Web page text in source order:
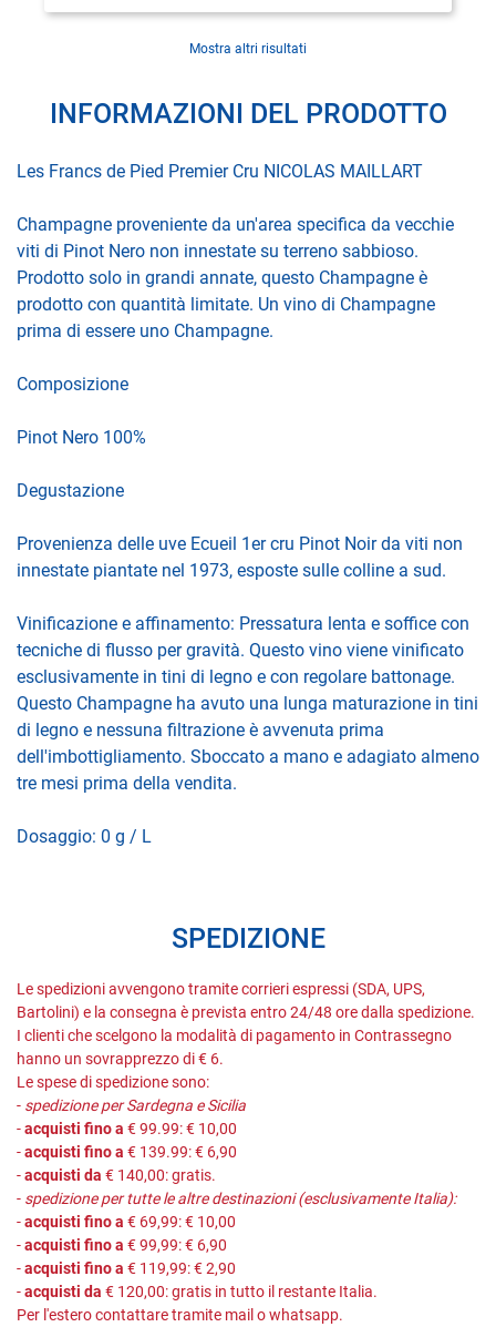
Mostra altri risultati
INFORMAZIONI DEL PRODOTTO
Les Francs de Pied Premier Cru NICOLAS MAILLART
Champagne proveniente da un'area specifica da vecchie
viti di Pinot Nero non innestate su terreno sabbioso.
Prodotto solo in grandi annate, questo Champagne è
prodotto con quantità limitate. Un vino di Champagne
prima di essere uno Champagne.
Composizione
Pinot Nero 100%
Degustazione
Provenienza delle uve Ecueil 1er cru Pinot Noir da viti non
innestate piantate nel 1973, esposte sulle colline a sud.
Vinificazione e affinamento: Pressatura lenta e soffice con
tecniche di flusso per gravità. Questo vino viene vinificato
esclusivamente in tini di legno e con regolare battonage.
Questo Champagne ha avuto una lunga maturazione in tini
di legno e nessuna filtrazione è avvenuta prima
dell'imbottigliamento. Sboccato a mano e adagiato almeno
tre mesi prima della vendita.
Dosaggio: 0 g / L
SPEDIZIONE
Le spedizioni avvengono tramite corrieri espressi (SDA, UPS,
Bartolini) e la consegna è prevista entro 24/48 ore dalla spedizione.
I clienti che scelgono la modalità di pagamento in Contrassegno
hanno un sovrapprezzo di € 6.
Le spese di spedizione sono:
- spedizione per Sardegna e Sicilia
-acquisti fino a € 99.99: € 10,00
-acquisti fino a € 139.99: € 6,90
-acquisti da € 140,00: gratis.
- spedizione per tutte le altre destinazioni (esclusivamente Italia):
-acquisti fino a € 69,99: € 10,00
-acquisti fino a € 99,99: € 6,90
-acquisti fino a € 119,99: € 2,90
-acquisti da € 120,00: gratis in tutto il restante Italia.
Per l'estero contattare tramite mail o whatsapp.